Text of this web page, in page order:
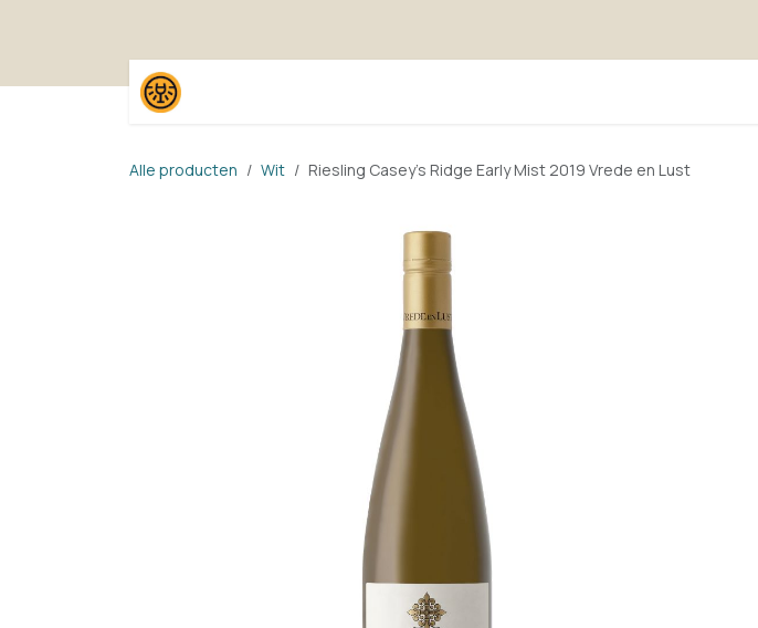
Alle producten Wit Riesling Casey's Ridge Early Mist 2019 Vrede en Lust